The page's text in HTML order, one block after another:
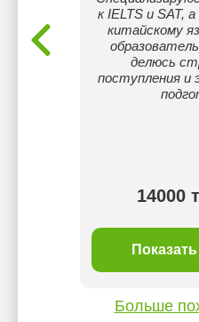
к IELTS и SAT,
китайскому
делюсь
поступления и
14000
Больше